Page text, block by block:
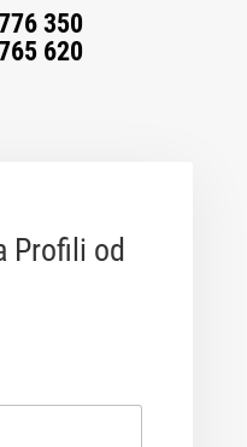
350
620
Profili od